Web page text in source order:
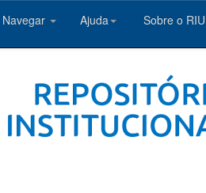
Navegar Ajuda Sobre o